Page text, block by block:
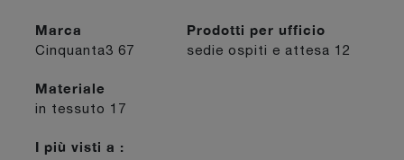
Marca
Cinquanta3 67
Prodotti per ufficio
sedie ospiti e attesa 12
Materiale
in tessuto 17
I più visti a :